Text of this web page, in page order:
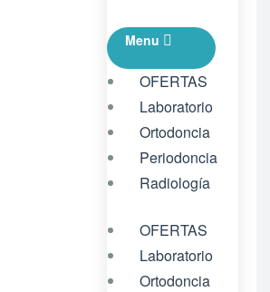
Menu
OFERTAS
Laboratorio
Ortodoncia
Periodoncia
Radiología
OFERTAS
Laboratorio
Ortodoncia